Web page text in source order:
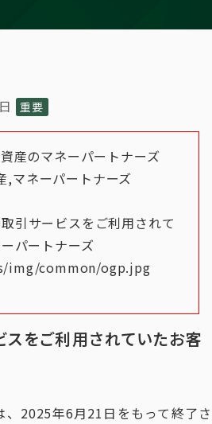
重要
産のマネーパートナーズ
マネーパートナーズ
引サービスをご利用されて
パートナーズ
img/common/ogp.jpg
をご利用されていたお客
、2025年6月21日をもって終了さ